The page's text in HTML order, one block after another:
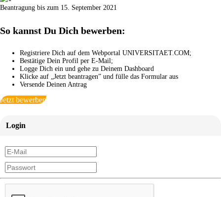
Beantragung bis zum 15. September 2021
So kannst Du Dich bewerben:
Registriere Dich auf dem Webportal UNIVERSITAET.COM;
Bestätige Dein Profil per E-Mail;
Logge Dich ein und gehe zu Deinem Dashboard
Klicke auf „Jetzt beantragen” und fülle das Formular aus
Versende Deinen Antrag
Jetzt bewerben
Login